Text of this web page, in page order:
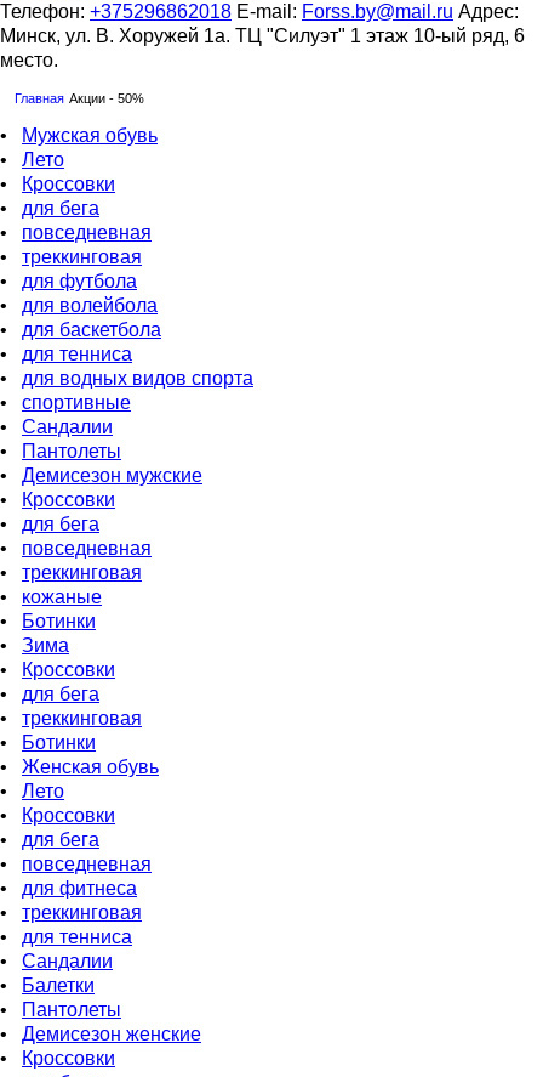
Телефон: +375296862018 E-mail: Forss.by@mail.ru Адрес:
Минск, ул. В. Хоружей 1а. ТЦ "Силуэт" 1 этаж 10-ый ряд, 6
место.
Главная Акции - 50%
•
Мужская обувь
• Лето
•
Кроссовки
• для бега
• повседневная
• треккинговая
• для футбола
• для волейбола
• для баскетбола
• для тенниса
• для водных видов спорта
• спортивные
• Сандалии
•
Пантолеты
• Демисезон мужские
•
Кроссовки
• для бега
• повседневная
• треккинговая
• кожаные
•
Ботинки
• Зима
•
Кроссовки
• для бeга
• треккинговая
•
Ботинки
• Женская обувь
• Лето
•
Кроссовки
• для бега
• повседневная
• для фитнеса
• треккинговая
• для тенниса
• Сандалии
•
Балетки
•
Пантолеты
• Демисезон женские
•
Кроссовки